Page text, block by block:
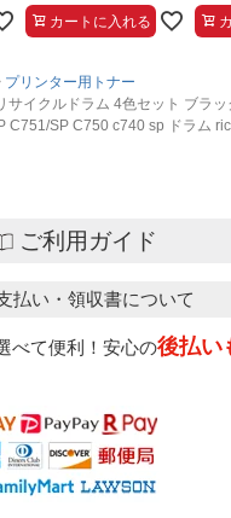
カートに入れる
プリンター用トナー
サイクルドラム 4色セット ブラッ
C751/SP C750 c740 sp ドラム
ご利用ガイド
払い・領収書について
べて便利！安心の後払い